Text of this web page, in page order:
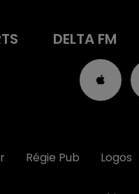
DELTA FM
Régie Pub Logos